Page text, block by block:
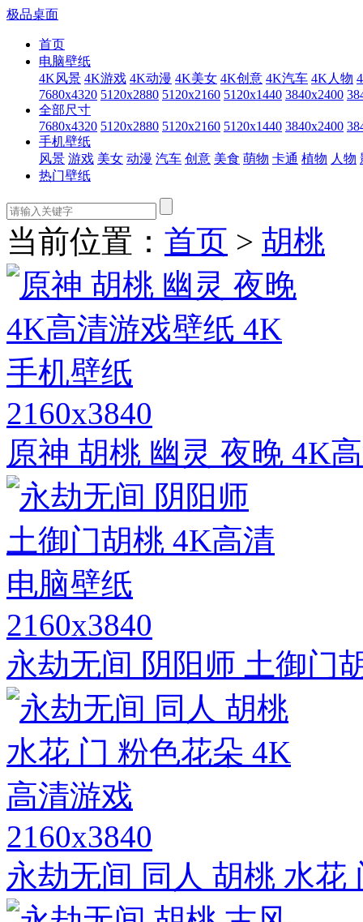
极品桌面
首页
电脑壁纸
4K风景 4K游戏 4K动漫 4K美女 4K创意 4K汽车 4K人物
7680x4320 5120x2880 5120x2160 5120x1440 3840x2400
全部尺寸
7680x4320 5120x2880 5120x2160 5120x1440 3840x2400
手机壁纸
风景 游戏 美女 动漫 汽车 创意 美食 萌物 卡通 植物 人物
热门壁纸
当前位置： 首页 > 胡桃
2160x3840
原神 胡桃 幽灵 夜晚 4K
2160x3840
永劫无间 阴阳师 土御门
2160x3840
永劫无间 同人 胡桃 水花